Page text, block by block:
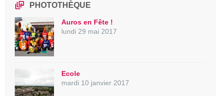
PHOTOTHÈQUE
Auros en Fête !
lundi 29 mai 2017
Ecole
mardi 10 janvier 2017